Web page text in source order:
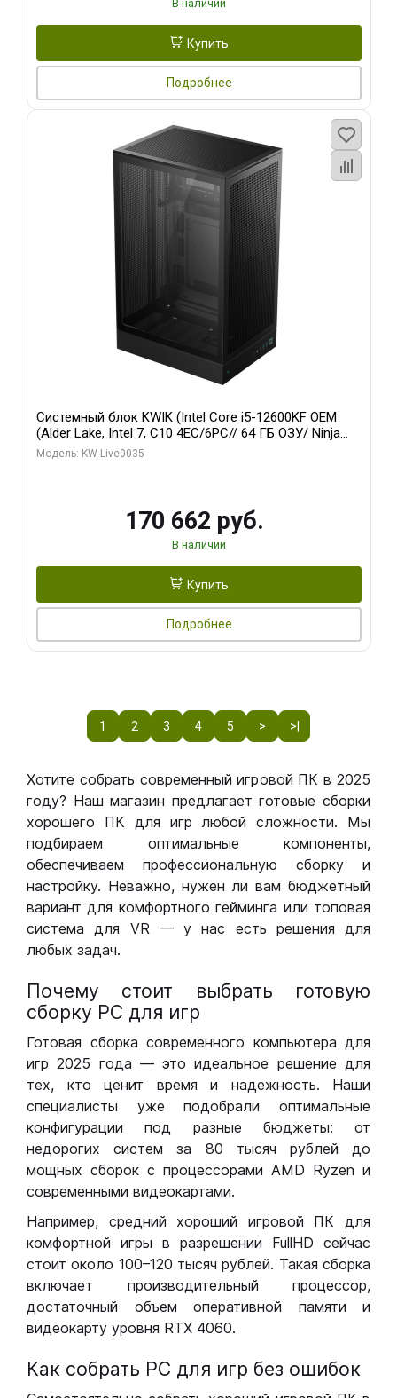
В наличии
Купить
Подробнее
Системный блок KWIK (Intel Core i5-12600KF OEM
(Alder Lake, Intel 7, C10 4EC/6PC// 64 ГБ ОЗУ/ Ninja
Sinotex GTX1650 4GB 128bit GDDR6 DVI DP HDMI 2/
Модель: KW-Live0035
170 662 руб.
В наличии
Купить
Подробнее
1 2 3 4 5 > >|
Хотите собрать современный игровой ПК в 2025
году? Наш магазин предлагает готовые сборки
хорошего ПК для игр любой сложности. Мы
подбираем оптимальные компоненты,
обеспечиваем профессиональную сборку и
настройку. Неважно, нужен ли вам бюджетный
вариант для комфортного гейминга или топовая
система для VR — у нас есть решения для
любых задач.
Почему стоит выбрать готовую
сборку РС для игр
Готовая сборка современного компьютера для
игр 2025 года — это идеальное решение для
тех, кто ценит время и надежность. Наши
специалисты уже подобрали оптимальные
конфигурации под разные бюджеты: от
недорогих систем за 80 тысяч рублей до
мощных сборок с процессорами AMD Ryzen и
современными видеокартами.
Например, средний хороший игровой ПК для
комфортной игры в разрешении FullHD сейчас
стоит около 100–120 тысяч рублей. Такая сборка
включает производительный процессор,
достаточный объем оперативной памяти и
видеокарту уровня RTX 4060.
Как собрать РС для игр без ошибок